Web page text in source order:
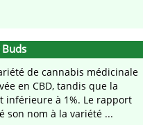
de cannabis médicinale
en CBD, tandis que la
inférieure à 1%. Le rapport
son nom à la variété ...